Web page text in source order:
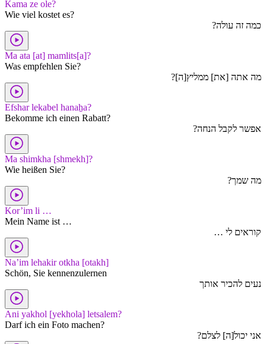
Kama ze ole?
Wie viel kostet es?
כמה זה עולה?
Ma ata [at] mamlits[a]?
Was empfehlen Sie?
מה אתה [את] ממליץ[ה]?
Efshar lekabel hanaẖa?
Bekomme ich einen Rabatt?
אפשר לקבל הנחה?
Ma shimkha [shmekh]?
Wie heißen Sie?
מה שמך?
Kor’im li …
Mein Name ist …
קוראים לי …
Na’im lehakir otkha [otakh]
Schön, Sie kennenzulernen
נעים להכיר אותך
Ani yakhol [yekhola] letsalem?
Darf ich ein Foto machen?
אני יכול[ה] לצלם?